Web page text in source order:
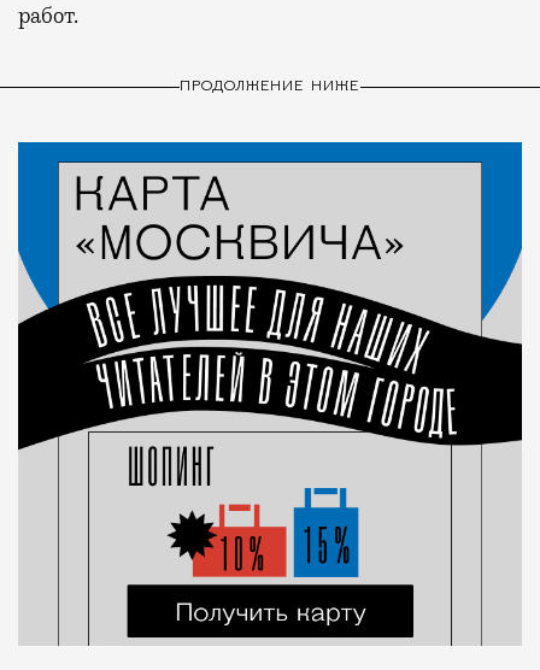
работ.
ПРОДОЛЖЕНИЕ НИЖЕ